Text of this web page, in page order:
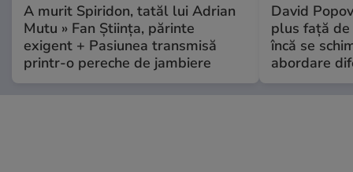
A murit Spiridon, tatăl lui Adrian
Mutu » Fan Știința, părinte
exigent + Pasiunea transmisă
printr-o pereche de jambiere
David
plus față de
încă se
abordare